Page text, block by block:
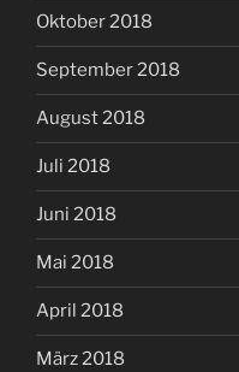
Oktober 2018
September 2018
August 2018
Juli 2018
Juni 2018
Mai 2018
April 2018
März 2018